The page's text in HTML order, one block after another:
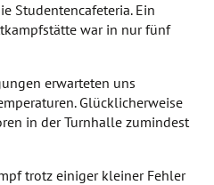
Studentencafeteria. Ein
war in nur fünf
erwarteten uns
Glücklicherweise
in der Turnhalle zumindest
trotz einiger kleiner Fehler